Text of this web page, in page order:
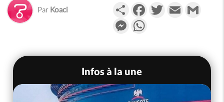
Par Koaci PartagerFacebookTwitterEmail
Messenger
Infos à la une